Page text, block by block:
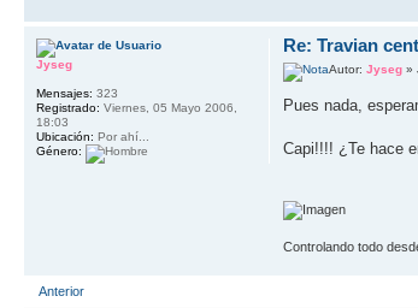
Re: Travian
Autor:Jyseg »
Pues nada,
Capi!!!! ¿Te hace
Controlando todo
Jyseg
Mensajes: 323
Registrado: Viernes, 05 Mayo 2006,
18:03
Ubicación: Por ahí...
Género:
Anterior